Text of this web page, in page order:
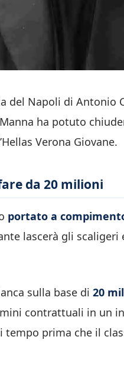
del Napoli di Antonio
ha potuto
Verona Giovane.
da 20 milioni
portato a
lascerà gli scaligeri
sulla base di 20
contrattuali in un
prima che il